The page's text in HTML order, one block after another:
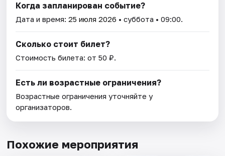
Когда запланирован событие?
Дата и время:25 июля 2026 • суббота • 09:00.
Сколько стоит билет?
Стоимость билета: от 50 ₽.
Есть ли возрастные ограничения?
Возрастные ограничения уточняйте у
организаторов.
Похожие мероприятия